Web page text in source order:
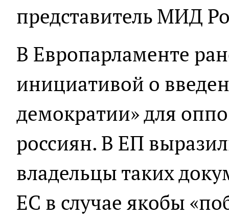
представитель МИД
В Европарламенте
инициативой о
демократии» для
россиян. В ЕП
владельцы таких
ЕС в случае якобы